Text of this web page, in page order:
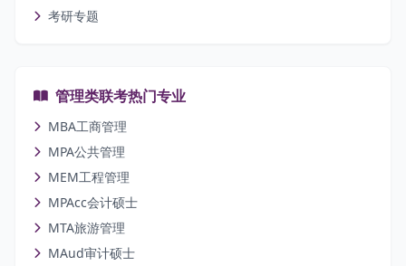
考研专题
管理类联考热门专业
MBA工商管理
MPA公共管理
MEM工程管理
MPAcc会计硕士
MTA旅游管理
MAud审计硕士